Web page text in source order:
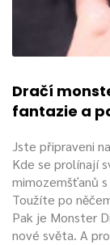
Dračí
fantazie a
Jste připraveni
Kde se prolínají
mimozemšťanů
Toužíte po
Pak je Monster
nové světa. A